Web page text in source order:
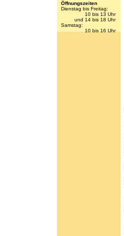
Öffnungszeiten
Dienstag bis Freitag:
10 bis 13 Uhr
und 14 bis 18 Uhr
Samstag:
10 bis 16 Uhr